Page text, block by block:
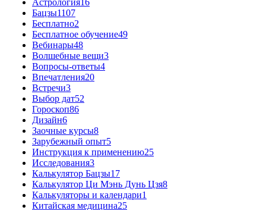
Астрология16
Бацзы1107
Бесплатно2
Бесплатное обучение49
Вебинары48
Волшебные вещи3
Вопросы-ответы4
Впечатления20
Встречи3
Выбор дат52
Гороскоп86
Дизайн6
Заочные курсы8
Зарубежный опыт5
Инструкция к применению25
Исследования3
Калькулятор Бацзы17
Калькулятор Ци Мэнь Дунь Цзя8
Калькуляторы и календари1
Китайская медицина25